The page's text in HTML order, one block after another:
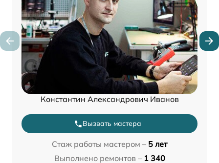
Константин Александрович Иванов
Вызвать мастера
Стаж работы мастером – 5 лет
Выполнено ремонтов – 1 340